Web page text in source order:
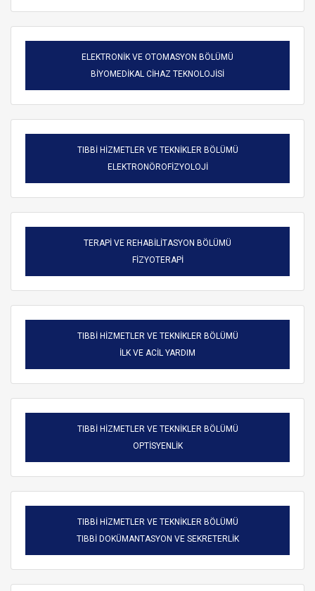
ELEKTRONİK VE OTOMASYON BÖLÜMÜ
BİYOMEDİKAL CİHAZ TEKNOLOJİSİ
TIBBİ HİZMETLER VE TEKNİKLER BÖLÜMÜ
ELEKTRONÖROFİZYOLOJİ
TERAPİ VE REHABİLİTASYON BÖLÜMÜ
FİZYOTERAPİ
TIBBİ HİZMETLER VE TEKNİKLER BÖLÜMÜ
İLK VE ACİL YARDIM
TIBBİ HİZMETLER VE TEKNİKLER BÖLÜMÜ
OPTİSYENLİK
TIBBİ HİZMETLER VE TEKNİKLER BÖLÜMÜ
TIBBİ DOKÜMANTASYON VE SEKRETERLİK